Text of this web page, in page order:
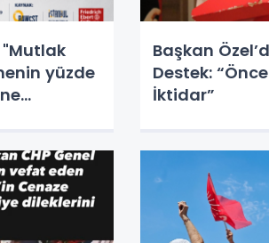
"Mutlak
yüzde
Başkan
Destek:
İktidar”